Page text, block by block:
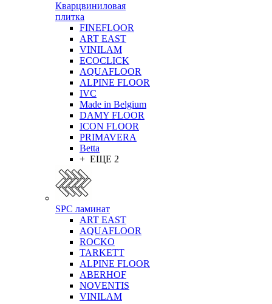
Кварцвиниловая
плитка
FINEFLOOR
ART EAST
VINILAM
ECOCLICK
AQUAFLOOR
ALPINE FLOOR
IVC
Made in Belgium
DAMY FLOOR
ICON FLOOR
PRIMAVERA
Betta
+ ЕЩЕ 2
SPC ламинат
ART EAST
AQUAFLOOR
ROCKO
TARKETT
ALPINE FLOOR
ABERHOF
NOVENTIS
VINILAM